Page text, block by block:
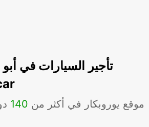
تأجير السيارات في
موقع يوروبكار في أكثر من 140